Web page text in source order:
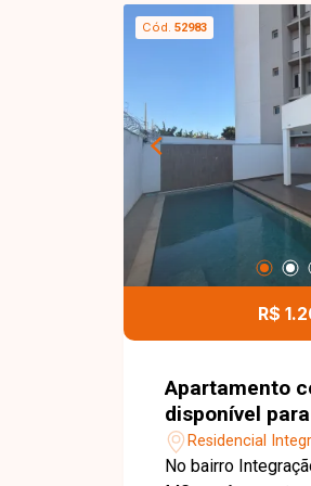
fachada. Imovel
comercial.
Cód. 52983
R$
Apartamento
disponível
bairro Integração em
Uberlândia-MG
Residencial
No bairro